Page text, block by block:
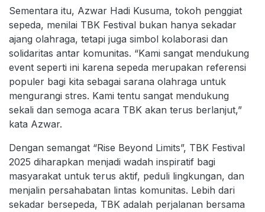
Sementara itu, Azwar Hadi Kusuma, tokoh penggiat
sepeda, menilai TBK Festival bukan hanya sekadar
ajang olahraga, tetapi juga simbol kolaborasi dan
solidaritas antar komunitas. “Kami sangat mendukung
event seperti ini karena sepeda merupakan referensi
populer bagi kita sebagai sarana olahraga untuk
mengurangi stres. Kami tentu sangat mendukung
sekali dan semoga acara TBK akan terus berlanjut,”
kata Azwar.
Dengan semangat “Rise Beyond Limits”, TBK Festival
2025 diharapkan menjadi wadah inspiratif bagi
masyarakat untuk terus aktif, peduli lingkungan, dan
menjalin persahabatan lintas komunitas. Lebih dari
sekadar bersepeda, TBK adalah perjalanan bersama